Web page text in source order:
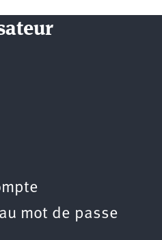
mot de passe